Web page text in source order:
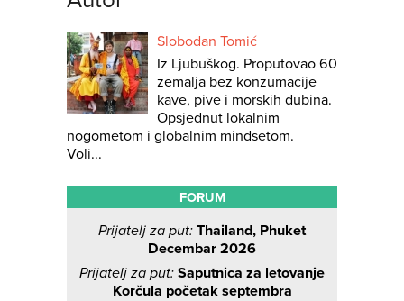
Slobodan Tomić
Iz Ljubuškog. Proputovao 60
zemalja bez konzumacije
kave, pive i morskih dubina.
Opsjednut lokalnim
nogometom i globalnim mindsetom.
Voli...
FORUM
Prijatelj za put: Thailand, Phuket
Decembar 2026
Prijatelj za put: Saputnica za letovanje
Korčula početak septembra